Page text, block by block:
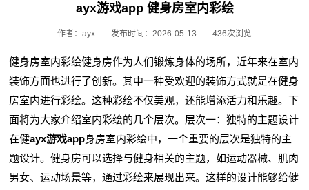
ayx游戏app 健身房室内彩绘
作者：ayx 发布时间：2026-05-13 436次浏览
健身房室内彩绘健身房作为人们锻炼身体的场所，近年来在室内
装饰方面也进行了创新。其中一种受欢迎的装饰方式就是在健身
房室内进行彩绘。这种彩绘不仅美观，还能增添活力和乐趣。下
面将为大家介绍室内彩绘的几个层次。层次一：独特的主题设计
在健ayx游戏app身房室内彩绘中，一个重要的层次是独特的主
题设计。健身房可以选择与健身相关的主题，如运动器械、肌肉
男女、运动场景等，通过彩绘来展现出来。这样的设计能够给健